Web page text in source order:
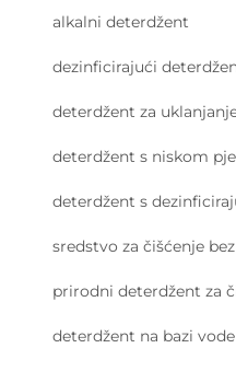
alkalni deterdžent
dezinficirajući
deterdžent za
deterdžent s niskom
deterdžent s
sredstvo za čišćenje
prirodni deterdžent za
deterdžent na bazi vode